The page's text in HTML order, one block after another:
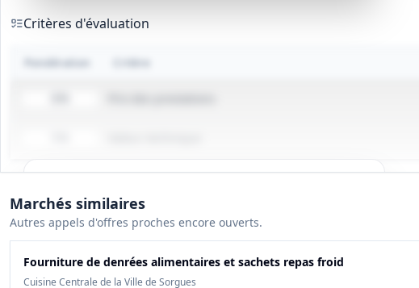
Critères d'évaluation
Pondération Critère
Gagnez du temps, toutes les infos des documents sont
déjà analysées: cahier des charges, infos clés, budget,
Marchés similaires
Autres appels d'offres proches encore ouverts.
Fourniture de denrées alimentaires et sachets repas froid
Cuisine Centrale de la Ville de Sorgues